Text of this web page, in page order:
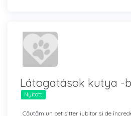
Látogatások kutya -
Nyitott
Căutăm un pet sitter iubitor și de